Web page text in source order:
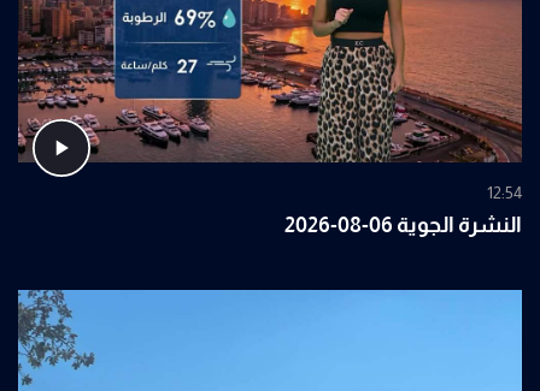
12:54
النشرة الجوية 06-08-2026